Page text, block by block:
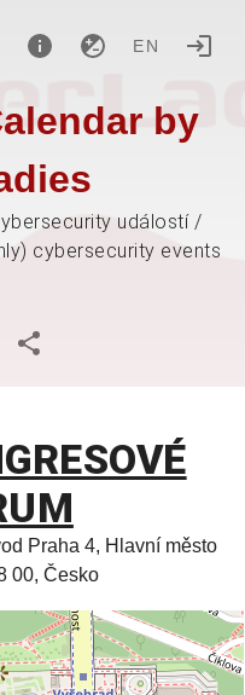
EN
by
událostí /
cybersecurity events
Praha 4, Hlavní město
00, Česko